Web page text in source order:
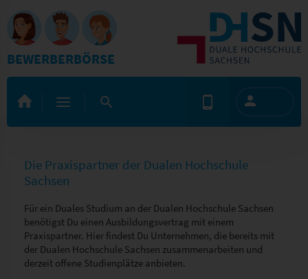
BEWERBERBÖRSE
Die Praxispartner der Dualen Hochschule
Sachsen
Für ein Duales Studium an der Dualen Hochschule Sachsen
benötigst Du einen Ausbildungsvertrag mit einem
Praxispartner. Hier findest Du Unternehmen, die bereits mit
der Dualen Hochschule Sachsen zusammenarbeiten und
derzeit offene Studienplätze anbieten.